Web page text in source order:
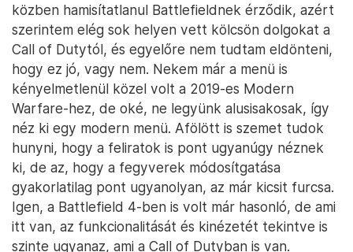
közben hamisítatlanul Battlefieldnek érződik, azért
szerintem elég sok helyen vett kölcsön dolgokat a
Call of Dutytól, és egyelőre nem tudtam eldönteni,
hogy ez jó, vagy nem. Nekem már a menü is
kényelmetlenül közel volt a 2019-es Modern
Warfare-hez, de oké, ne legyünk alusisakosak, így
néz ki egy modern menü. Afölött is szemet tudok
hunyni, hogy a feliratok is pont ugyanúgy néznek
ki, de az, hogy a fegyverek módosítgatása
gyakorlatilag pont ugyanolyan, az már kicsit furcsa.
Igen, a Battlefield 4-ben is volt már hasonló, de ami
itt van, az funkcionalitását és kinézetét tekintve is
szinte ugyanaz, ami a Call of Dutyban is van.